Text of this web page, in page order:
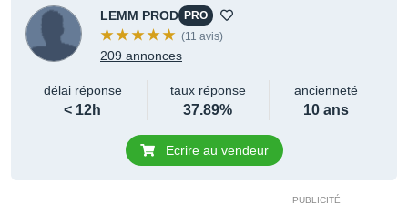
LEMM PROD PRO
(11 avis)
209 annonces
délai réponse
< 12h
taux réponse
37.89%
ancienneté
10 ans
Ecrire au vendeur